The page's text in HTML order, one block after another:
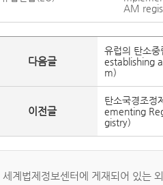
AM
다음글
유럽의 탄소
establishing
m)
이전글
탄소국경조정
ementing
gistry)
세계법제정보센터에 게재되어 있는